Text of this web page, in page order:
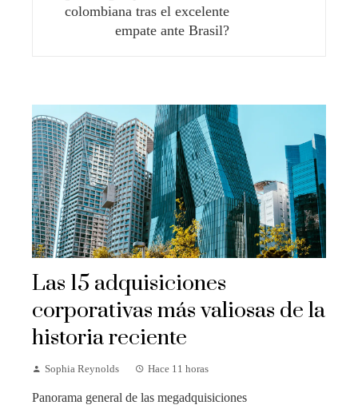
colombiana tras el excelente
empate ante Brasil?
Las 15 adquisiciones
corporativas más valiosas de la
historia reciente
Sophia Reynolds Hace 11 horas
Panorama general de las megadquisiciones